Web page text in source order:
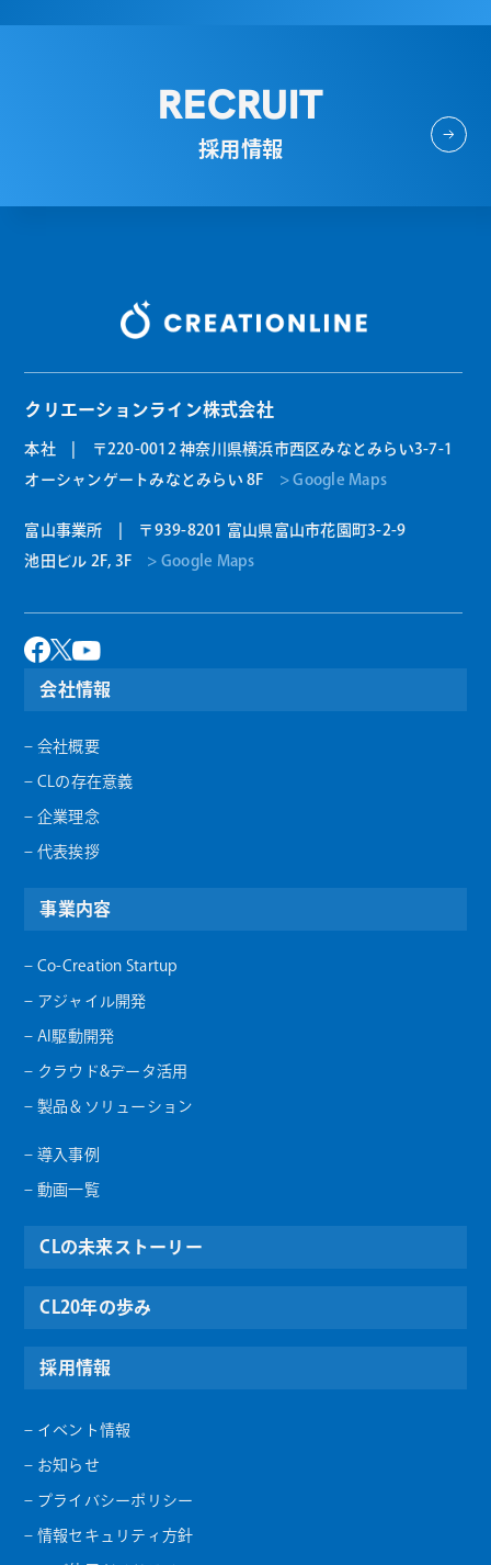
RECRUIT
採用情報
クリエーションライン株式会社
本社 | 〒220-0012 神奈川県横浜市西区みなとみらい3-7-1
オーシャンゲートみなとみらい 8F > Google Maps
富山事業所 | 〒939-8201 富山県富山市花園町3-2-9
池田ビル 2F, 3F > Google Maps
会社情報
– 会社概要
– CLの存在意義
– 企業理念
– 代表挨拶
事業内容
– Co-Creation Startup
– アジャイル開発
– AI駆動開発
– クラウド&データ活用
– 製品＆ソリューション
– 導入事例
– 動画一覧
CLの未来ストーリー
CL20年の歩み
採用情報
– イベント情報
– お知らせ
– プライバシーポリシー
– 情報セキュリティ方針